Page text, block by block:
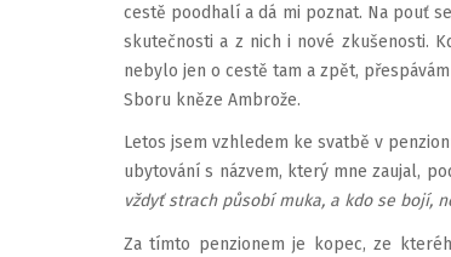
cestě poodhalí a dá mi poznat. Na pouť
skutečnosti a z nich i nové zkušenosti.
nebylo jen o cestě tam a zpět,
Sboru kněze Ambrože.
Letos jsem vzhledem ke svatbě v
ubytování s názvem, který mne zaujal,
vždyť strach působí muka, a kdo se bojí,
Za tímto penzionem je kopec, ze